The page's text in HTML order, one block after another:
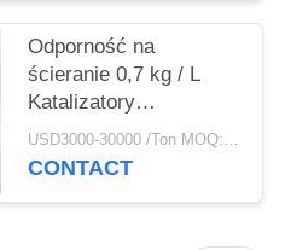
Odporność na
ścieranie 0,7 kg / L
Katalizatory
hydroprocesorowe
USD3000-30000 /Ton MOQ:1 KG
CONTACT